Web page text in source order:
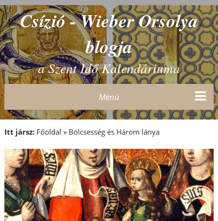
Csízió - Wieber Orsolya
blogja
a Szent Idő Kalendáriuma
Menü
Itt jársz: Főoldal » Bölcsesség és Három lánya